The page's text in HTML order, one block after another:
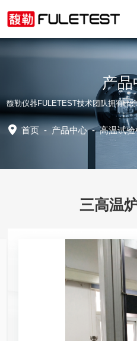
产品
首页 - 产品中心-高温试
三高温